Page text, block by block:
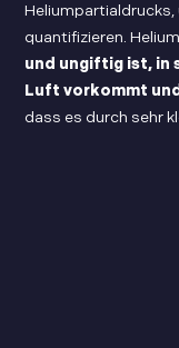
Heliumpartialdrucks,
quantifizieren.
und ungiftig ist, in
Luft vorkommt
dass es durch sehr